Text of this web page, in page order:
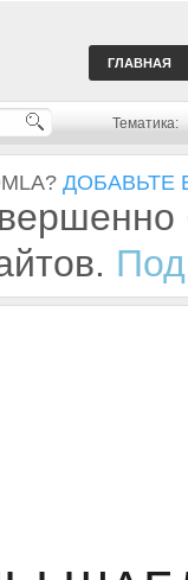
ГЛАВНАЯ
Тематика:
ДОБАВЬТЕ